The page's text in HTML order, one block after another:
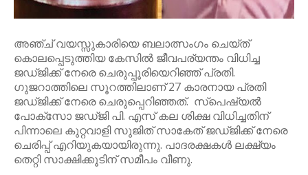
അഞ്ച് വയസ്സുകാരിയെ ബലാത്സംഗം ചെയ്ത്
കൊലപ്പെടുത്തിയ കേസിൽ ജീവപര്യന്തം വിധിച്ച
ജഡ്ജിക്ക് നേരെ ചെരുപ്പൂരിയെറിഞ്ഞ് പ്രതി.
ഗുജറാത്തിലെ സൂറത്തിലാണ് 27 കാരനായ പ്രതി
ജഡ്ജിക്ക് നേരെ ചെരുപ്പെറിഞ്ഞത്. സ്‌പെഷ്യൽ
പോക്‌സോ ജഡ്ജി പി. എസ് കല ശിക്ഷ വിധിച്ചതിന്
പിന്നാലെ കുറ്റവാളി സുജിത് സാകേത് ജഡ്ജിക്ക് നേരെ
ചെരിപ്പ് എറിയുകയായിരുന്നു. പാദരക്ഷകൾ ലക്ഷ്യം
തെറ്റി സാക്ഷിക്കൂടിന് സമീപം വീണു.